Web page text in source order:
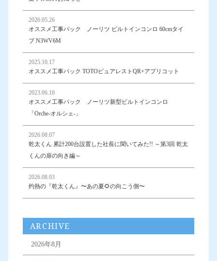
2026.05.26
オススメ工事パック ノーリツ ビルトインコンロ 60cmタイ
プ N3WV6M
2025.10.17
オススメ工事パック TOTOピュアレストQR+アプリコット
2023.06.10
オススメ工事パック ノーリツ新型ビルトインコンロ
「Orche-オルシェ-」
2026.08.07
乾太くん 累計200台設置した社長に聞いてみた!! ～第3回 乾太
くんの扉の向き編～
2026.08.03
灼熱の『乾太くん』〜あの夏🌻の向こう側〜
ARCHIVE
2026年8月